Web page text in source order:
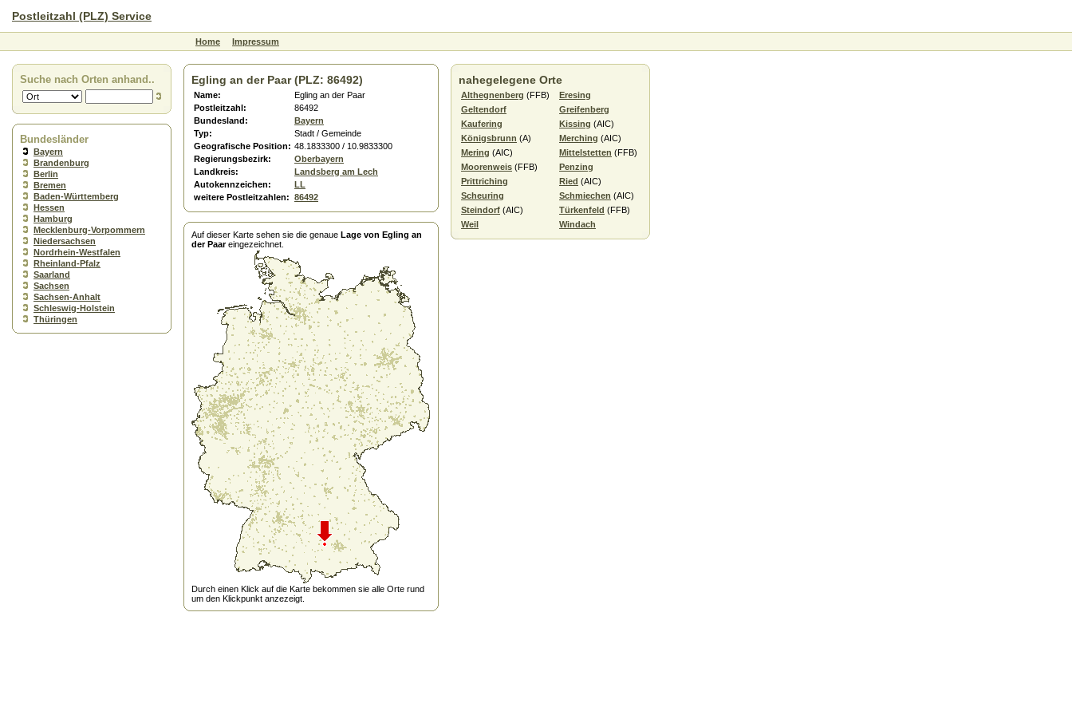
Postleitzahl (PLZ) Service
Home Impressum
Suche nach Orten anhand..
Bundesländer
Bayern
Brandenburg
Berlin
Bremen
Baden-Württemberg
Hessen
Hamburg
Mecklenburg-Vorpommern
Niedersachsen
Nordrhein-Westfalen
Rheinland-Pfalz
Saarland
Sachsen
Sachsen-Anhalt
Schleswig-Holstein
Thüringen
Egling an der Paar (PLZ: 86492)
Name:
Egling an der Paar
Postleitzahl:
86492
Bundesland:
Bayern
Typ:
Stadt / Gemeinde
Geografische Position: 48.1833300 / 10.9833300
Regierungsbezirk:
Oberbayern
Landkreis:
Landsberg am Lech
Autokennzeichen:
LL
weitere Postleitzahlen: 86492
Auf dieser Karte sehen sie die genaue Lage von Egling an
der Paareingezeichnet.
Durch einen Klick auf die Karte bekommen sie alle Orte rund
um den Klickpunkt anzezeigt.
nahegelegene Orte
Althegnenberg (FFB)
Eresing
Geltendorf
Greifenberg
Kaufering
Kissing (AIC)
Königsbrunn (A) Merching (AIC)
Mering (AIC) Mittelstetten (FFB)
Moorenweis (FFB)
Penzing
Prittriching
Ried (AIC)
Scheuring
Schmiechen (AIC)
Steindorf (AIC) Türkenfeld (FFB)
Weil
Windach